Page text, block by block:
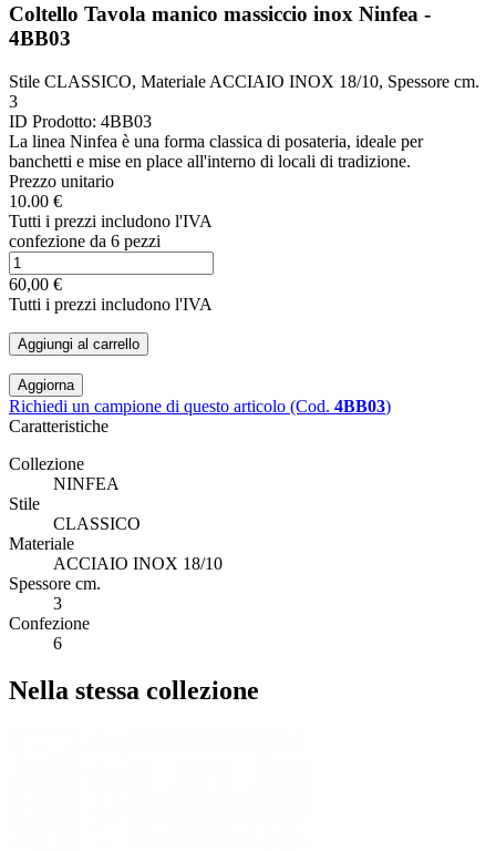
Coltello Tavola manico massiccio inox Ninfea -
4BB03
Stile CLASSICO, Materiale ACCIAIO INOX 18/10, Spessore cm.
3
ID Prodotto: 4BB03
La linea Ninfea è una forma classica di posateria, ideale per
banchetti e mise en place all'interno di locali di tradizione.
Prezzo unitario
10.00 €
Tutti i prezzi includono l'IVA
confezione da 6 pezzi
60,00 €
Tutti i prezzi includono l'IVA
Aggiungi al carrello
Richiedi un campione di questo articolo (Cod. 4BB03)
Caratteristiche
Collezione
NINFEA
Stile
CLASSICO
Materiale
ACCIAIO INOX 18/10
Spessore cm.
3
Confezione
6
Nella stessa collezione